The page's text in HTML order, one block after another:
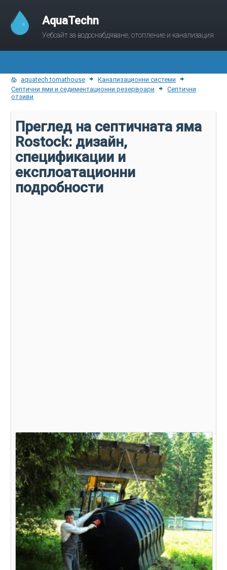
AquaTechn
Уебсайт за водоснабдяване, отопление и канализация
aquatech.tomathouse
Канализационни системи
Септични ями и седиментационни резервоари
Септични
отзиви
Преглед на септичната яма
Rostock: дизайн,
спецификации и
експлоатационни
подробности